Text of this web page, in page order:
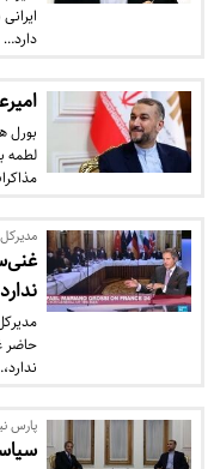
دارد…
بورل
لطمه
ندارد
پارس